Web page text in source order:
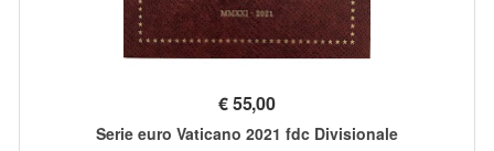
€55,00
Serie euro Vaticano 2021 fdc Divisionale